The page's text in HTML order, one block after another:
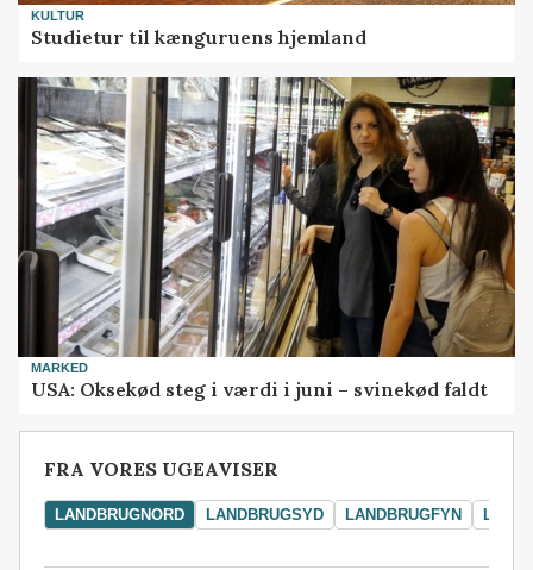
KULTUR
Studietur til kænguruens hjemland
MARKED
USA: Oksekød steg i værdi i juni – svinekød faldt
FRA VORES UGEAVISER
LANDBRUGNORD LANDBRUGSYD LANDBRUGFYN